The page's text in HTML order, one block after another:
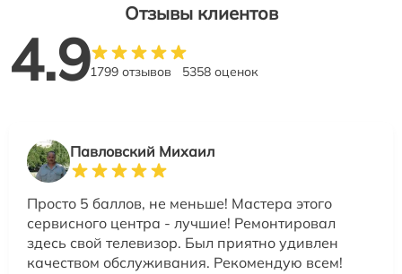
Отзывы клиентов
4.91799 отзывов 5358 оценок
Павловский Михаил
Просто 5 баллов, не меньше! Мастера этого
сервисного центра - лучшие! Ремонтировал
здесь свой телевизор. Был приятно удивлен
качеством обслуживания. Рекомендую всем!